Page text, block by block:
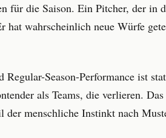
die Saison. Ein Pitcher, der in
wahrscheinlich neue Würfe
Season-Performance ist
als Teams, die verlieren.
menschliche Instinkt nach